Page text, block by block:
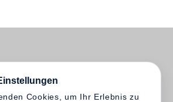
Cookies, um Ihr Erlebnis zu